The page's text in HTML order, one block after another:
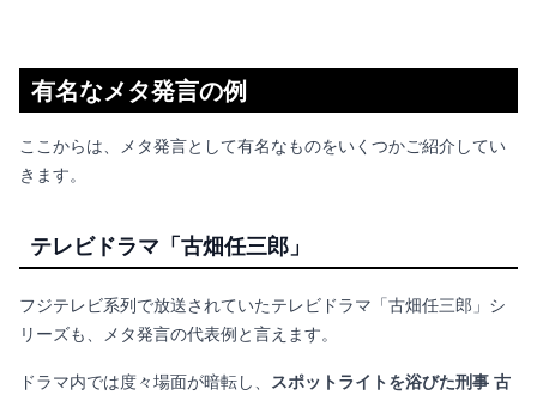
有名なメタ発言の例
ここからは、メタ発言として有名なものをいくつかご紹介してい
きます。
テレビドラマ「古畑任三郎」
フジテレビ系列で放送されていたテレビドラマ「古畑任三郎」シ
リーズも、メタ発言の代表例と言えます。
ドラマ内では度々場面が暗転し、 スポットライトを浴びた刑事 古